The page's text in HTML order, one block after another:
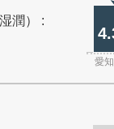
潤） :
愛